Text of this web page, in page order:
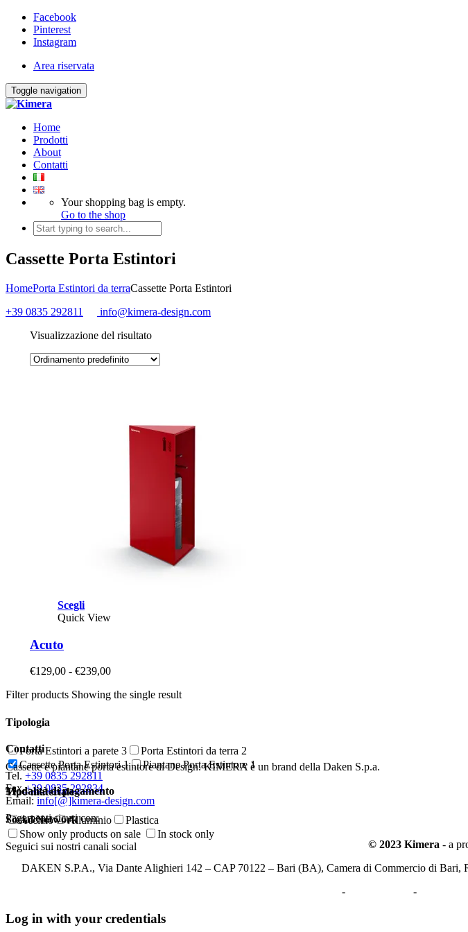
Facebook
Pinterest
Instagram
Area riservata
Toggle navigation
Home
Prodotti
About
Contatti
Your shopping bag is empty.
Go to the shop
Cassette Porta Estintori
HomePorta Estintori da terraCassette Porta Estintori
+39 0835 292811
info@kimera-design.com
Visualizzazione del risultato
ScegliQuesto
prodotto
Le
opzioni
possono
essere
del
prodotto
Quick View
Acuto
€129,00 - €239,00Fascia
prezzo:
€239,00
Filter products Showing the single result
Tipologia
Porta Estintori a parete 3 Porta Estintori da terra 2
Cassette Porta Estintori1 Piantane Porta Estintore 1
Tipo materiale
Acciaio Alluminio
Plastica
Show only products on sale
In stock only
Cassette e piantane porta estintore di Design. KIMERA è un brand della Daken S.p.a.
Contatti
Tel. +39 0835 292811
Fax+39 0835 292834
Email: info[@]kimera-design.com
Modalità di pagamento
Pagamenti sicuri con:
Social Network
Seguici sui nostri canali social © 2023 Kimera - a
DAKEN S.P.A., Via Dante Alighieri 142 – CAP 70122 – Bari (BA), Camera di Commercio di
- -
Log in with your credentials